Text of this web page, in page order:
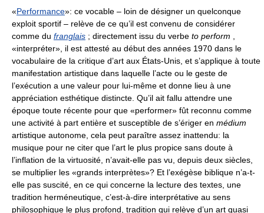
«Performance»: ce vocable – loin de désigner un quelconque
exploit sportif – relève de ce qu’il est convenu de considérer
comme du franglais ; directement issu du verbe to perform
«interpréter», il est attesté au début des années 1970 dans le
vocabulaire de la critique d’art aux États-Unis, et s’applique à toute
manifestation artistique dans laquelle l’acte ou le geste de
l’exécution a une valeur pour lui-même et donne lieu à une
appréciation esthétique distincte. Qu’il ait fallu attendre une
époque toute récente pour que «performer» fût reconnu comme
une activité à part entière et susceptible de s’ériger en médium
artistique autonome, cela peut paraître assez inattendu: la
musique pour ne citer que l’art le plus propice sans doute à
l’inflation de la virtuosité, n’avait-elle pas vu, depuis deux siècles,
se multiplier les «grands interprètes»? Et l’exégèse biblique n’a-t-
elle pas suscité, en ce qui concerne la lecture des textes, une
tradition herméneutique, c’est-à-dire interprétative au sens
philosophique le plus profond, tradition qui relève d’un art quasi